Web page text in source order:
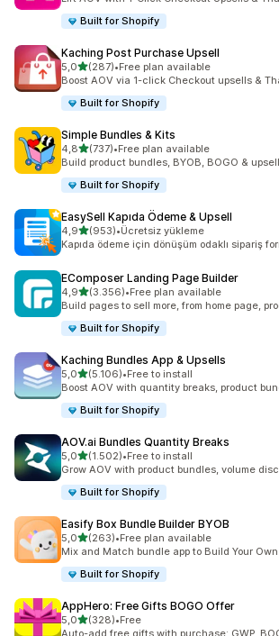
Built for Shopify
Kaching Post Purchase Upsell
5,05 yıldız üzerinden
(287)
toplam 287 değerlendirme
•Free plan available
Boost AOV via 1-click Checkout upsells &
Built for Shopify
Simple Bundles & Kits
4,85 yıldız üzerinden
(737)
toplam 737 değerlendirme
•Free plan available
Build product bundles, BYOB, BOGO &
Built for Shopify
EasySell Kapıda Ödeme & Upsell
4,95 yıldız üzerinden
(953)
toplam 953 değerlendirme
•Ücretsiz yükleme
Kapıda ödeme için dönüşüm odaklı sipariş
EComposer Landing Page Builder
4,95 yıldız üzerinden
(3.356)
toplam 3356 değerlendirme
•Free plan available
Build pages to sell more, from home page,
Built for Shopify
Kaching Bundles App & Upsells
5,05 yıldız üzerinden
(5.106)
toplam 5106 değerlendirme
•Free to install
Boost AOV with quantity breaks, product
Built for Shopify
AOV.ai Bundles Quantity Breaks
5,05 yıldız üzerinden
(1.502)
toplam 1502 değerlendirme
•Free to install
Grow AOV with product bundles, volume
Built for Shopify
Easify Box Bundle Builder BYOB
5,05 yıldız üzerinden
(263)
toplam 263 değerlendirme
•Free plan available
Mix and Match bundle app to Build Your
Built for Shopify
AppHero: Free Gifts BOGO Offer
5,05 yıldız üzerinden
(328)
toplam 328 değerlendirme
•Free
Auto-add free gifts with purchase: GWP,